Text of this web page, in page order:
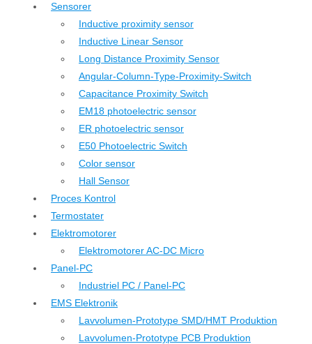
Sensorer
Inductive proximity sensor
Inductive Linear Sensor
Long Distance Proximity Sensor
Angular-Column-Type-Proximity-Switch
Capacitance Proximity Switch
EM18 photoelectric sensor
ER photoelectric sensor
E50 Photoelectric Switch
Color sensor
Hall Sensor
Proces Kontrol
Termostater
Elektromotorer
Elektromotorer AC-DC Micro
Panel-PC
Industriel PC / Panel-PC
EMS Elektronik
Lavvolumen-Prototype SMD/HMT Produktion
Lavvolumen-Prototype PCB Produktion